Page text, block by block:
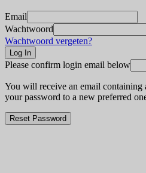
Email
Wachtwoord
Wachtwoord vergeten?
Please confirm login email below
You will receive an email
your password to a new preferred